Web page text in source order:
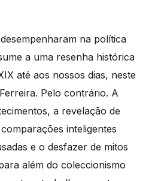
na política
a uma resenha histórica
até aos nossos dias, neste
Pelo contrário. A
a revelação de
inteligentes
e o desfazer de mitos
além do coleccionismo